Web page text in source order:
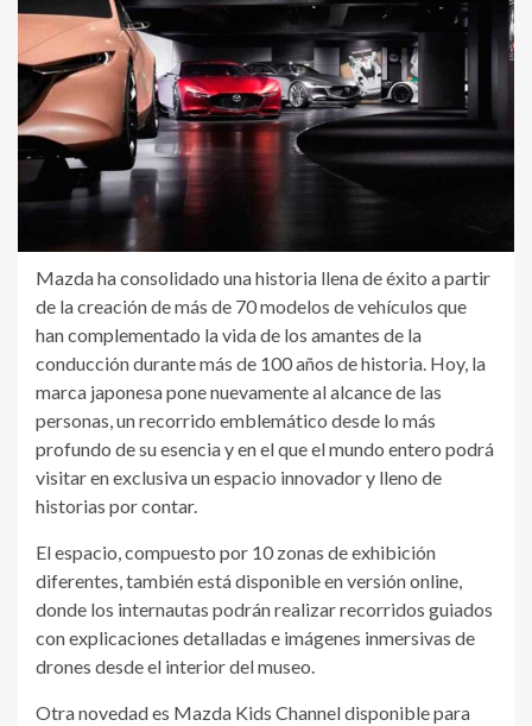
Mazda ha consolidado una historia llena de éxito a partir
de la creación de más de 70 modelos de vehículos que
han complementado la vida de los amantes de la
conducción durante más de 100 años de historia. Hoy, la
marca japonesa pone nuevamente al alcance de las
personas, un recorrido emblemático desde lo más
profundo de su esencia y en el que el mundo entero podrá
visitar en exclusiva un espacio innovador y lleno de
historias por contar.
El espacio, compuesto por 10 zonas de exhibición
diferentes, también está disponible en versión online,
donde los internautas podrán realizar recorridos guiados
con explicaciones detalladas e imágenes inmersivas de
drones desde el interior del museo.
Otra novedad es Mazda Kids Channel disponible para